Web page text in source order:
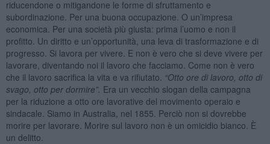
riducendone o mitigandone le forme di sfruttamento e
subordinazione. Per una buona occupazione. O un’impresa
economica. Per una società più giusta: prima l’uomo e non il
profitto. Un diritto e un’opportunità, una leva di trasformazione e di
progresso. Si lavora per vivere. E non è vero che si deve vivere per
lavorare, diventando noi il lavoro che facciamo. Come non è vero
che il lavoro sacrifica la vita e va rifiutato. “Otto ore di lavoro, otto di
svago, otto per dormire”. Era un vecchio slogan della campagna
per la riduzione a otto ore lavorative del movimento operaio e
sindacale. Siamo in Australia, nel 1855. Perciò non si dovrebbe
morire per lavorare. Morire sul lavoro non è un omicidio bianco. È
un delitto.